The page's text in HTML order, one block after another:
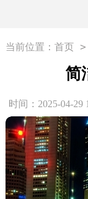
当前位置： 首页 >
简
时间：2025-04-29